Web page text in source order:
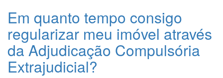
Em quanto tempo consigo
regularizar meu imóvel através
da Adjudicação Compulsória
Extrajudicial?